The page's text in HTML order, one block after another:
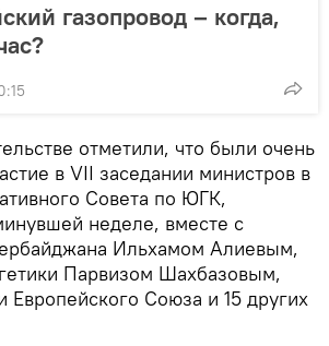
газопровод – когда,
отметили, что были очень
в VII заседании министров в
Совета по ЮГК,
неделе, вместе с
Ильхамом Алиевым,
Парвизом Шахбазовым,
Европейского Союза и 15 других